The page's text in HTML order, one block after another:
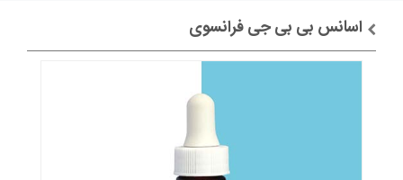
اسانس بی بی جی فرانسوی